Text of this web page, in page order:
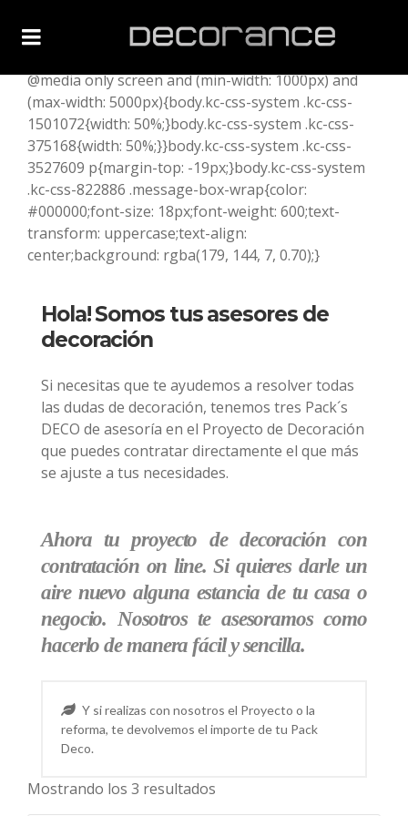
Protegido: Tienda Online
@media only screen and (min-width: 1000px) and
(max-width: 5000px){body.kc-css-system .kc-css-
1501072{width: 50%;}body.kc-css-system .kc-css-
375168{width: 50%;}}body.kc-css-system .kc-css-
3527609 p{margin-top: -19px;}body.kc-css-system
.kc-css-822886 .message-box-wrap{color:
#000000;font-size: 18px;font-weight: 600;text-
transform: uppercase;text-align:
center;background: rgba(179, 144, 7, 0.70);}
Hola! Somos tus asesores de
decoración
Si necesitas que te ayudemos a resolver todas
las dudas de decoración, tenemos tres Pack´s
DECO de asesoría en el Proyecto de Decoración
que puedes contratar directamente el que más
se ajuste a tus necesidades.
Ahora tu proyecto de decoración con
contratación on line. Si quieres darle un
aire nuevo alguna estancia de tu casa o
negocio. Nosotros te asesoramos como
hacerlo de manera fácil y sencilla.
Y si realizas con nosotros el Proyecto o la
reforma, te devolvemos el importe de tu Pack
Deco.
Mostrando los 3 resultados